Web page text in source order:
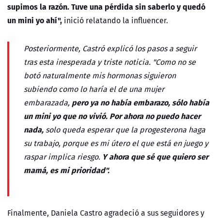
supimos la razón. Tuve una pérdida sin saberlo y quedó
un mini yo ahí", inició relatando la influencer.
Posteriormente, Castró explicó los pasos a seguir
tras esta inesperada y triste noticia. "Como no se
botó naturalmente mis hormonas siguieron
subiendo como lo haría el de una mujer
embarazada,pero ya no había embarazo, sólo había
un mini yo que no vivió. Por ahora no puedo hacer
nada, solo queda esperar que la progesterona haga
su trabajo, porque es mi útero el que está en juego y
raspar implica riesgo. Y ahora que sé que quiero ser
mamá, es mi prioridad".
Finalmente, Daniela Castro agradeció a sus seguidores y